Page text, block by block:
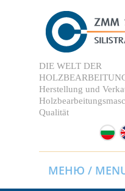
DIE WELT DER
Herstellung und
Qualität
МЕНЮ /